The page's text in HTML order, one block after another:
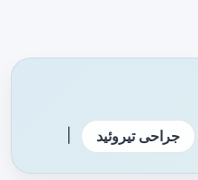
جراحی تیروئید